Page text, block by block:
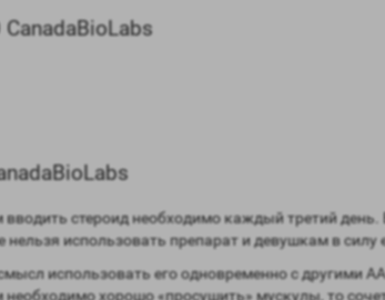
стероид необходимо каждый третий
использовать препарат и девушкам в
использовать его одновременно с другими
необходимо хорошо «просушить» мускулы, то